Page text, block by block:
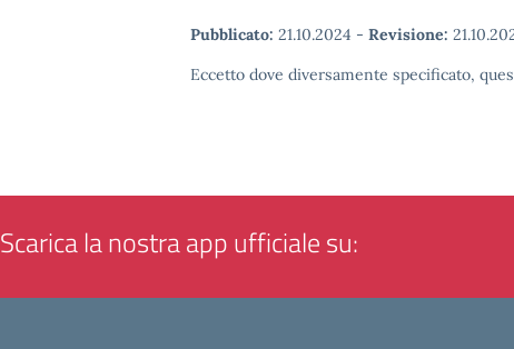
Pubblicato: 21.10.2024 - Revisione:
Eccetto dove diversamente specificato,
Scarica la nostra app ufficiale su: